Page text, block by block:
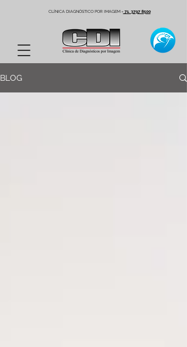
CLÍNICA DIAGNÓSTICO POR IMAGEM-71. 3797 8500
BLOG